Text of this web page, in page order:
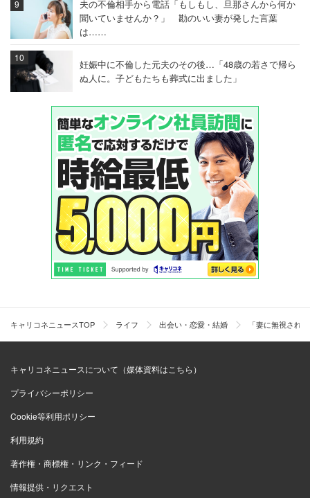
夫の不倫相手から電話「もしもし、旦那さんから何か
聞いていませんか？」 勘のいい妻が発した言葉
は……
妊娠中に不倫した元夫のその後…「48歳の若さで帰ら
ぬ人に。子どもたちも葬式に出ました」
キャリコネニュースTOP ライフ 出会い・恋愛・結婚 「妻に無視され
キャリコネニュースについて（媒体資料はこちら）
プライバシーポリシー
Cookie等利用ポリシー
利用規約
著作権・商標権・リンク・フィード
情報提供・リクエスト